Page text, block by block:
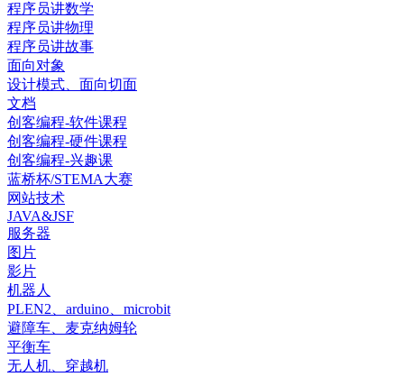
程序员讲数学
程序员讲物理
程序员讲故事
面向对象
设计模式、面向切面
文档
创客编程-软件课程
创客编程-硬件课程
创客编程-兴趣课
蓝桥杯/STEMA大赛
网站技术
JAVA&JSF
服务器
图片
影片
机器人
PLEN2、arduino、microbit
避障车、麦克纳姆轮
平衡车
无人机、穿越机